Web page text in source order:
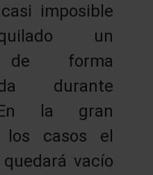
imposible
un
de forma
durante
la gran
los casos el
vacío